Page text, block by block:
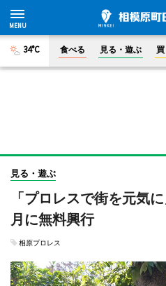
34°C 食べる 見る・遊ぶ 買
見る・遊ぶ
「プロレスで街を元気
月に無料興行
相原プロレス